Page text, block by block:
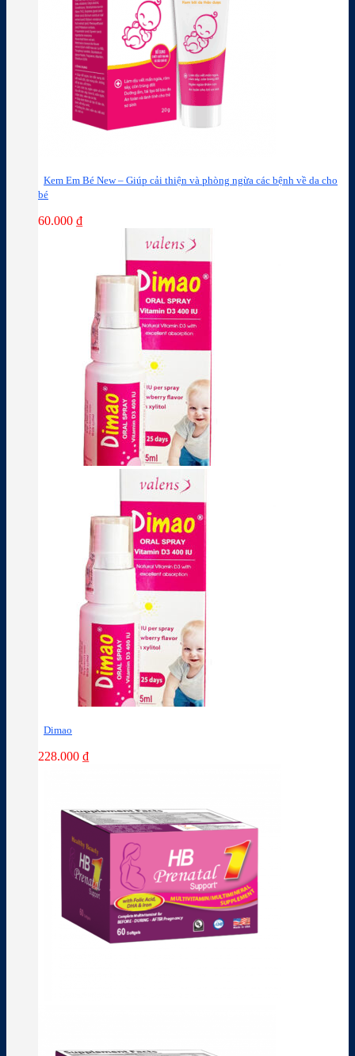
Kem Em Bé New – Giúp cải thiện và phòng ngừa các bệnh về da cho
bé
60.000 ₫
Dimao
228.000 ₫